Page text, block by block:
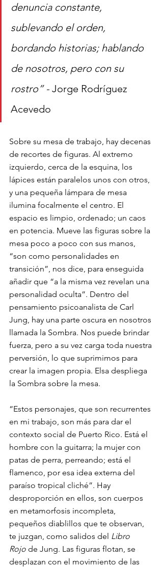
denuncia constante,
sublevando el orden,
bordando historias; hablando
de nosotros, pero con su
rostro” - Jorge Rodríguez
Acevedo
Sobre su mesa de trabajo, hay decenas
de recortes de figuras. Al extremo
izquierdo, cerca de la esquina, los
lápices están paralelos unos con otros,
y una pequeña lámpara de mesa
ilumina focalmente el centro. El
espacio es limpio, ordenado; un caos
en potencia. Mueve las figuras sobre la
mesa poco a poco con sus manos,
“son como personalidades en
transición”, nos dice, para enseguida
añadir que “a la misma vez revelan una
personalidad oculta”. Dentro del
pensamiento psicoanalista de Carl
Jung, hay una parte oscura en nosotros
llamada la Sombra. Nos puede brindar
fuerza, pero a su vez carga toda nuestra
perversión, lo que suprimimos para
crear la imagen propia. Elsa despliega
la Sombra sobre la mesa.
“Estos personajes, que son recurrentes
en mi trabajo, son más para dar el
contexto social de Puerto Rico. Está el
hombre con la guitarra; la mujer con
patas de perra, perreando; está el
flamenco, por esa idea externa del
paraíso tropical cliché”. Hay
desproporción en ellos, son cuerpos
en metamorfosis incompleta,
pequeños diablillos que te observan,
te juzgan, como salidos del Libro
Rojo de Jung. Las figuras flotan, se
desplazan con el movimiento de las